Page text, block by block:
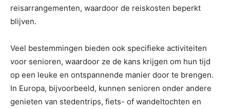
reisarrangementen, waardoor de reiskosten beperkt
blijven.
Veel bestemmingen bieden ook specifieke activiteiten
voor senioren, waardoor ze de kans krijgen om hun tijd
op een leuke en ontspannende manier door te brengen.
In Europa, bijvoorbeeld, kunnen senioren onder andere
genieten van stedentrips, fiets- of wandeltochten en